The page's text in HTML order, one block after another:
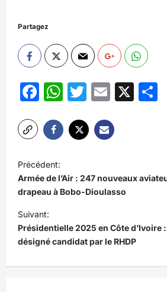
Partagez
Facebook
WhatsApp
Twitter
Email
X
a
v
i
g
a
t
Précédent:
Armée de l’Air : 247 nouveaux
drapeau à Bobo-Dioulasso
Suivant:
Présidentielle 2025 en Côte d’Ivoire
désigné candidat par le RHDP